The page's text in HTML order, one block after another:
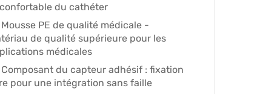
du cathéter
Mousse PE de qualité médicale -
de qualité supérieure pour les
médicales
Composant du capteur adhésif : fixation
pour une intégration sans faille